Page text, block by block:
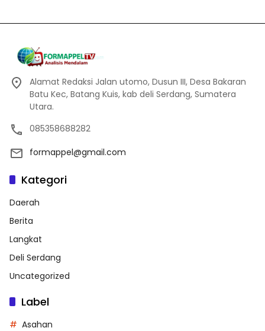
Alamat Redaksi Jalan utomo, Dusun III, Desa Bakaran
Batu Kec, Batang Kuis, kab deli Serdang, Sumatera
Utara.
085358688282
formappel@gmail.com
Kategori
Daerah
Berita
Langkat
Deli Serdang
Uncategorized
Label
Asahan